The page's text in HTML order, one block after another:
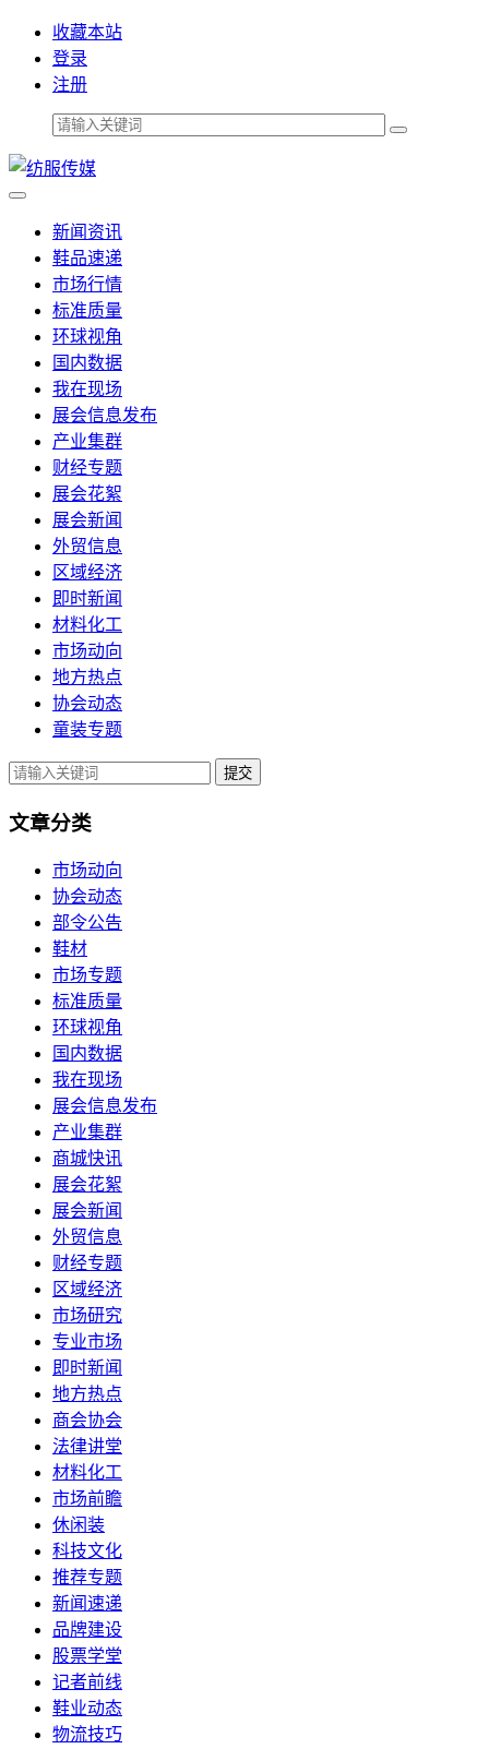
收藏本站
登录
注册
新闻资讯
鞋品速递
市场行情
标准质量
环球视角
国内数据
我在现场
展会信息发布
产业集群
财经专题
展会花絮
展会新闻
外贸信息
区域经济
即时新闻
材料化工
市场动向
地方热点
协会动态
童装专题
提交
文章分类
市场动向
协会动态
部令公告
鞋材
市场专题
标准质量
环球视角
国内数据
我在现场
展会信息发布
产业集群
商城快讯
展会花絮
展会新闻
外贸信息
财经专题
区域经济
市场研究
专业市场
即时新闻
地方热点
商会协会
法律讲堂
材料化工
市场前瞻
休闲装
科技文化
推荐专题
新闻速递
品牌建设
股票学堂
记者前线
鞋业动态
物流技巧